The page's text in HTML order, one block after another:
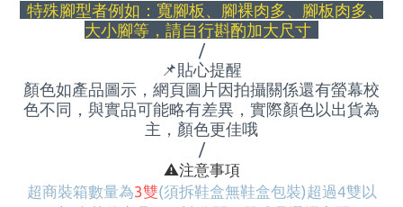
特殊腳型者例如：寬腳板、腳裸肉多、腳板肉多、
大小腳等，請自行斟酌加大尺寸
/
📌貼心提醒
顏色如產品圖示，網頁圖片因拍攝關係還有螢幕校
色不同，與實品可能略有差異，實際顏色以出貨為
主，顏色更佳哦
/
⚠️注意事項
超商裝箱數量為3雙(須拆鞋盒無鞋盒包裝)超過4雙以